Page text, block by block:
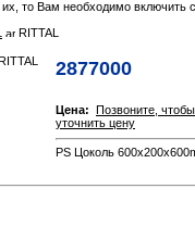
их, то Вам необходимо включить
RITTAL
2877000
Цена: Позвоните, чтобы
уточнить цену
PS Цоколь